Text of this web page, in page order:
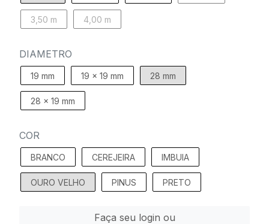
3,50 m 4,00 m
DIAMETRO
19 mm 19 x 19 mm 28 mm
28 x 19 mm
COR
BRANCO CEREJEIRA IMBUIA
OURO VELHO PINUS PRETO
Faça seu login ou